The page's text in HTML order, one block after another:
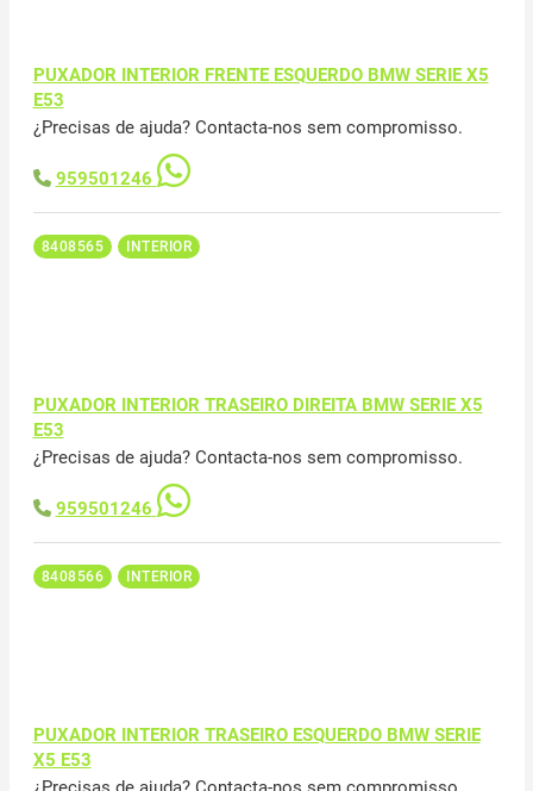
PUXADOR INTERIOR FRENTE ESQUERDO BMW SERIE X5
E53
¿Precisas de ajuda? Contacta-nos sem compromisso.
959501246
8408565 INTERIOR
PUXADOR INTERIOR TRASEIRO DIREITA BMW SERIE X5
E53
¿Precisas de ajuda? Contacta-nos sem compromisso.
959501246
8408566 INTERIOR
PUXADOR INTERIOR TRASEIRO ESQUERDO BMW SERIE
X5 E53